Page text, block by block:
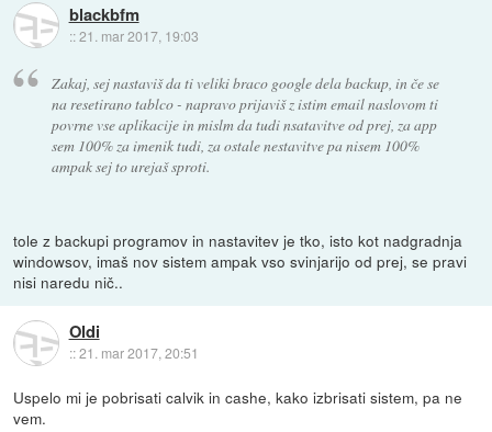
blackbfm
::21. mar 2017, 19:03
Zakaj, sej nastaviš da ti veliki braco google dela backup, in če se
na resetirano tablco - napravo prijaviš z istim email naslovom ti
povrne vse aplikacije in mislm da tudi nsatavitve od prej, za app
sem 100% za imenik tudi, za ostale nestavitve pa nisem 100%
ampak sej to urejaš sproti.
tole z backupi programov in nastavitev je tko, isto kot nadgradnja
windowsov, imaš nov sistem ampak vso svinjarijo od prej, se pravi
nisi naredu nič..
Oldi
::21. mar 2017, 20:51
Uspelo mi je pobrisati calvik in cashe, kako izbrisati sistem, pa ne
vem.